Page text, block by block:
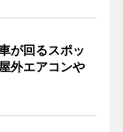
が回るスポッ
外エアコンや